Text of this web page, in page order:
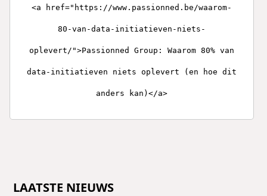
<a href="https://www.passionned.be/waarom-
80-van-data-initiatieven-niets-
oplevert/">Passionned Group: Waarom 80% van
data-initiatieven niets oplevert (en hoe dit
anders kan)</a>
LAATSTE NIEUWS